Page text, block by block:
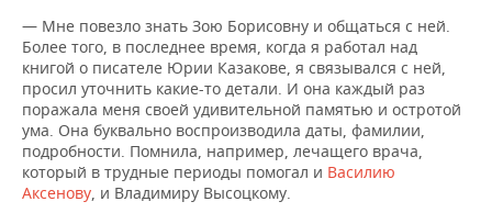
— Мне повезло знать Зою Борисовну и общаться с ней.
Более того, в последнее время, когда я работал над
книгой о писателе Юрии Казакове, я связывался с ней,
просил уточнить какие-то детали. И она каждый раз
поражала меня своей удивительной памятью и остротой
ума. Она буквально воспроизводила даты, фамилии,
подробности. Помнила, например, лечащего врача,
который в трудные периоды помогал и Василию
Аксенову, и Владимиру Высоцкому.